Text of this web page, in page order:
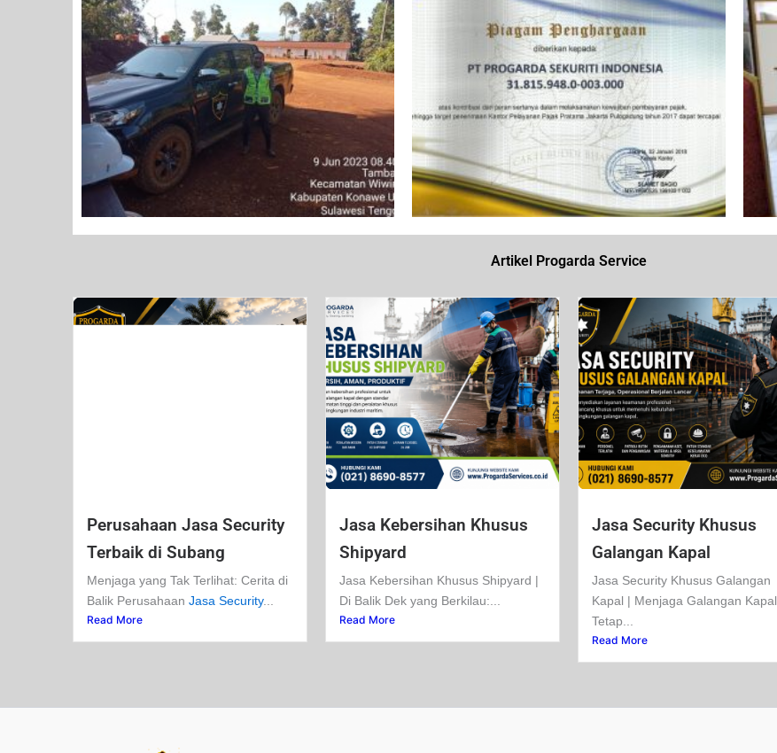
Artikel Progarda Service
Perusahaan Jasa Security
Terbaik di Subang
Menjaga yang Tak Terlihat: Cerita di
Balik Perusahaan Jasa Security...
Read More
Jasa Kebersihan Khusus
Shipyard
Jasa Kebersihan Khusus Shipyard |
Di Balik Dek yang Berkilau:...
Read More
Jasa Security Khusus
Galangan Kapal
Jasa Security Khusus Galangan
Kapal | Menjaga Galangan Kapal
Tetap...
Read More